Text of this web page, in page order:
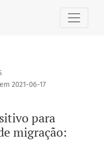
expressar o processo de
para
migração:
2021-06-17